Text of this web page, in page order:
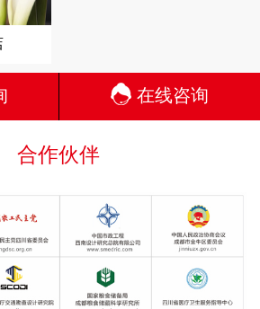
在线咨询
合作伙伴